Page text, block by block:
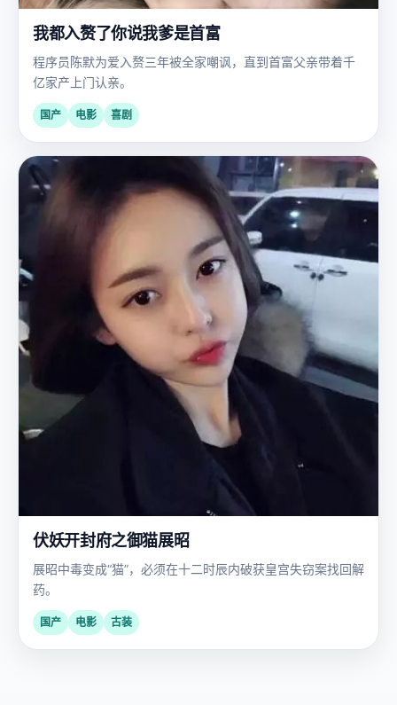
我都入赘了你说我爹是首富
程序员陈默为爱入赘三年被全家嘲讽，直到首富父亲带着千
亿家产上门认亲。
国产 电影
喜剧
2018
国
伏妖开封府之御猫展昭
展昭中毒变成“猫”，必须在十二时辰内破获皇宫失窃案找回解
药。
国产 电影 古装